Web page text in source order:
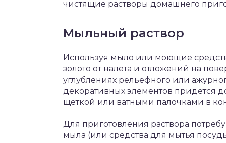
чистящие растворы домашнего
Мыльный раствор
Используя мыло или моющие
золото от налета и отложений на
углублениях рельефного или
декоративных элементов придется
щеткой или ватными палочками в
Для приготовления раствора
мыла (или средства для мытья